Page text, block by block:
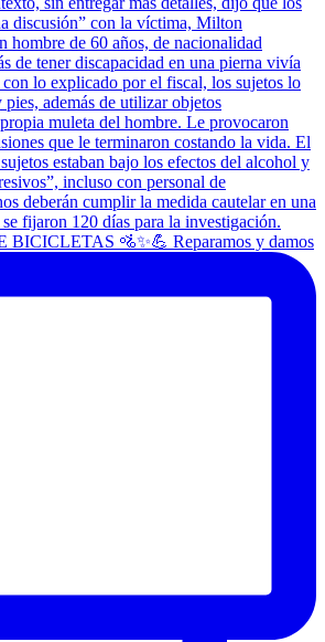
BICICLETAS 🚵✨💪 Reparamos y damos